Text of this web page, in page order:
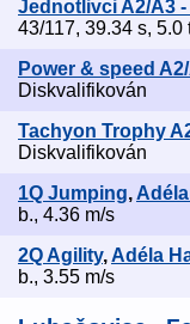
Jednotlivci A2/A3
43/117, 39.34 s, 5.0
Power & speed
Diskvalifikován
Tachyon Trophy
Diskvalifikován
1Q Jumping,
b., 4.36 m/s
2Q Agility,Adéla
b., 3.55 m/s